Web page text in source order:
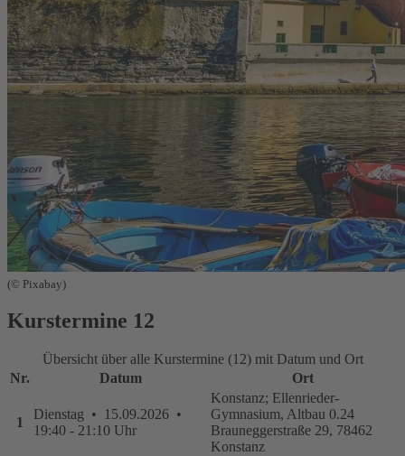
(© Pixabay)
Kurstermine 12
Übersicht über alle Kurstermine (12) mit Datum und Ort
Nr.
Datum Ort
1
Dienstag • 15.09.2026 •
19:40 - 21:10 Uhr
Konstanz; Ellenrieder-
Gymnasium, Altbau 0.24
Brauneggerstraße 29, 78462
Konstanz